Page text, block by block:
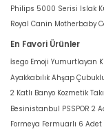
Philips 5000 Serisi Islak
Royal Canin Motherbaby
En Favori Ürünler
İsego Emoji Yumurtlayan
Ayakkabılık Ahşap
2 Katlı Banyo Kozmetik
Besinistanbul PSSPOR 2
Formeya Fermuarlı 6 Adet